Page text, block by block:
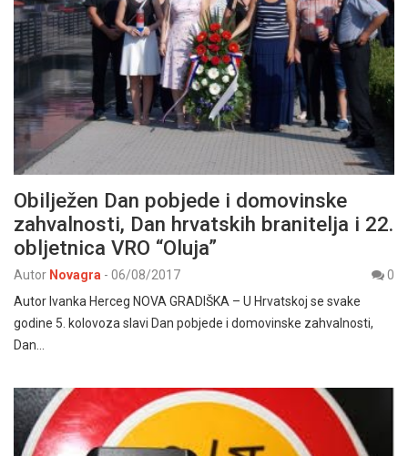
Obilježen Dan pobjede i domovinske
zahvalnosti, Dan hrvatskih branitelja i 22.
obljetnica VRO “Oluja”
Autor Novagra - 06/08/2017
0
Autor Ivanka Herceg NOVA GRADIŠKA – U Hrvatskoj se svake
godine 5. kolovoza slavi Dan pobjede i domovinske zahvalnosti,
Dan…